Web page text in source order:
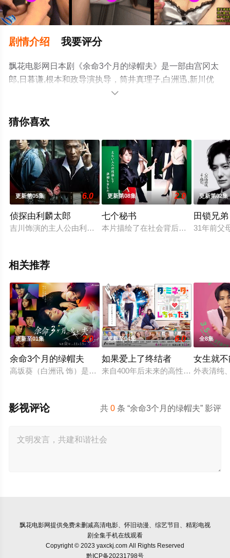
剧情介绍 我要评分
飘花电影网日本剧《余命3个月的绿帽夫》是一部由宫冈太
郎,日暮谦,根本和政导演执导，筒井真理子,白洲迅,新川优
爱,樱井日奈子,映美藏良,高桥光臣,森日菜美,庄司浩平等演
版电视剧全集就上飘花影院，更多相关信息可移步至豆瓣

猜你喜欢
更新第05集 6.0
侦探由利麟太郎
吉川饰演的主人公由利麟太郎是一名白发名侦探，原本担任过
更新第08集 2.0
七个秘书
本片描绘了在社会背后暗中活动、接
更新第02集
田锁兄弟
31年前父
相关推荐
更新至01集 2.0
余命3个月的绿帽夫
高坂葵（白洲讯 饰）是顾家体贴的建筑公司职员，却突然被告
更新至04集 6.0
如果爱上了终结者
来自400年后未来的高性能安卓时泽
全8集
女生就
外表清纯
共0 条 “余命3个月的绿帽夫” 影评
影视评论
飘花电影网提供免费未删减高清电影、怀旧动漫、综艺节目、精彩电视
剧全集手机在线观看
Copyright © 2023 yaxckj.com All Rights Reserved
黔ICP备20231798号